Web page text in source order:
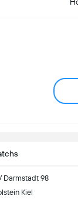
Darmstadt 98
Kiel